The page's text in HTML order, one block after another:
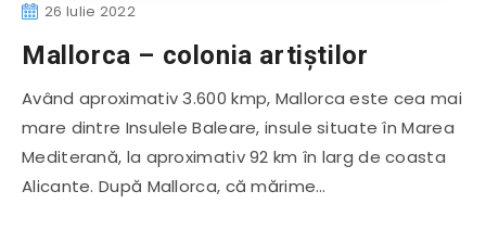
26 Iulie 2022
Mallorca – colonia artiștilor
Având aproximativ 3.600 kmp, Mallorca este cea mai
mare dintre Insulele Baleare, insule situate în Marea
Mediterană, la aproximativ 92 km în larg de coasta
Alicante. După Mallorca, că mărime…